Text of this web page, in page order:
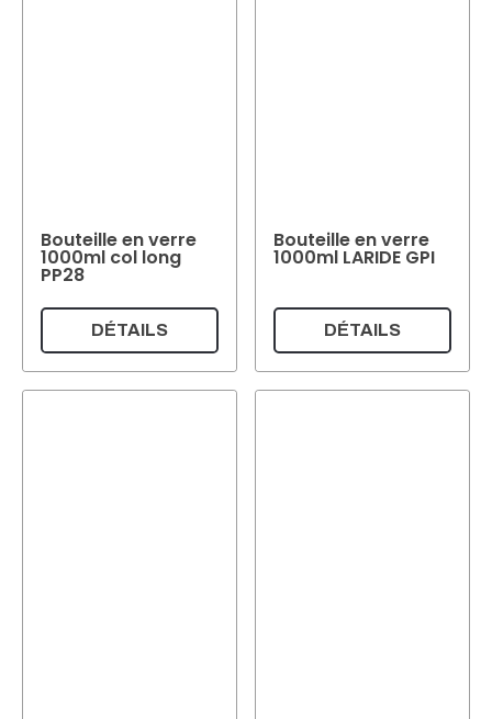
Bouteille en verre
1000ml col long
PP28
DÉTAILS
Bouteille en verre
1000ml LARIDE GPI
DÉTAILS